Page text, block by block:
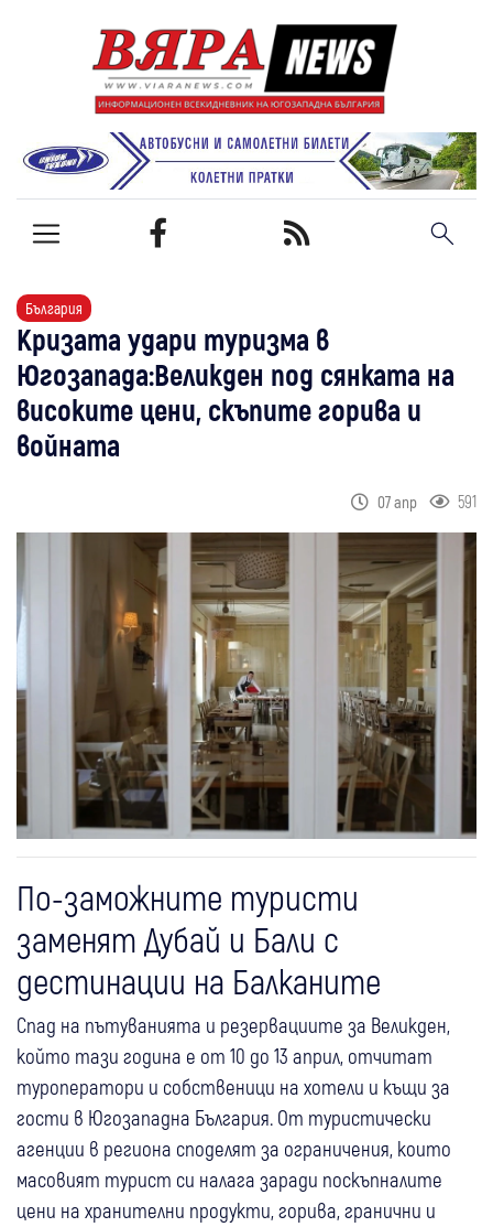
България
Кризата удари туризма в
Югозапада:Великден под сянката на
високите цени, скъпите горива и
войната
07 апр 591
По-заможните туристи
заменят Дубай и Бали с
дестинации на Балканите
Спад на пътуванията и резервациите за Великден,
който тази година е от 10 до 13 април, отчитат
туроператори и собственици на хотели и къщи за
гости в Югозападна България. От туристически
агенции в региона споделят за ограничения, които
масовият турист си налага заради поскъпналите
цени на хранителни продукти, горива, гранични и